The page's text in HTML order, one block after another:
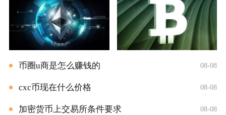
币圈u商是怎么赚钱的 08-08
cxc币现在什么价格 08-08
加密货币上交易所条件要求 08-08